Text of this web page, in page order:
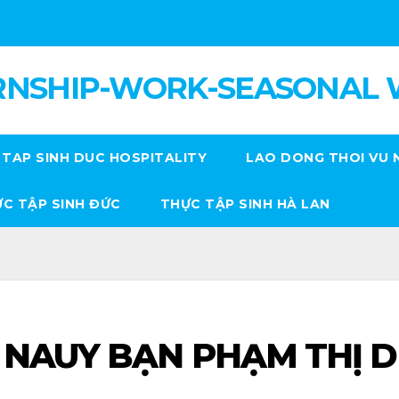
WORK-SEASONAL
SINH DUC HOSPITALITY LAO DONG THOI VU
TẬP SINH ĐỨC THỰC TẬP SINH HÀ LAN
BẠN PHẠM THỊ